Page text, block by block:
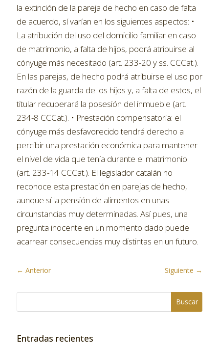
la extinción de la pareja de hecho en caso de falta
de acuerdo, sí varían en los siguientes aspectos: •
La atribución del uso del domicilio familiar en caso
de matrimonio, a falta de hijos, podrá atribuirse al
cónyuge más necesitado (art. 233-20 y ss. CCCat.).
En las parejas, de hecho podrá atribuirse el uso por
razón de la guarda de los hijos y, a falta de estos, el
titular recuperará la posesión del inmueble (art.
234-8 CCCat.). • Prestación compensatoria: el
cónyuge más desfavorecido tendrá derecho a
percibir una prestación económica para mantener
el nivel de vida que tenía durante el matrimonio
(art. 233-14 CCCat.). El legislador catalán no
reconoce esta prestación en parejas de hecho,
aunque sí la pensión de alimentos en unas
circunstancias muy determinadas. Así pues, una
pregunta inocente en un momento dado puede
acarrear consecuencias muy distintas en un futuro.
← Anterior Siguiente →
Entradas recientes